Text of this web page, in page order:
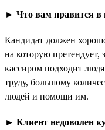
► Что вам нравится в
Кандидат должен
на которую
кассиром подходит
труду, большому
людей и помощи им.
► Клиент недоволен